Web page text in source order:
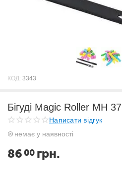
КОД: 3343
Бігуді Magic Roller MH 37
Написати відгук
немає у наявності
86 00 грн.